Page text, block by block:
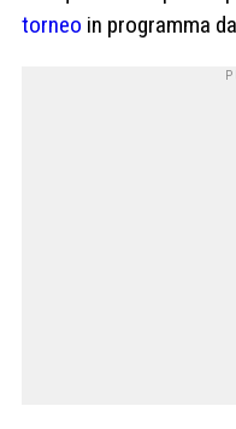
torneo in programma